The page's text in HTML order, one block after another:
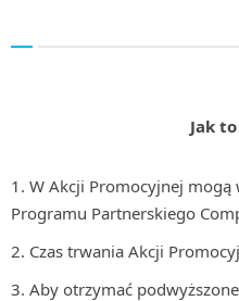
Jak
W Akcji Promocyjnej mogą
Programu Partnerskiego
Czas trwania Akcji
Aby otrzymać